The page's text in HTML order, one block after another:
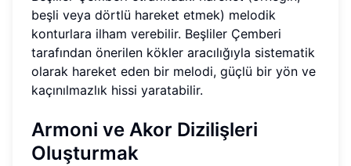
beşli veya dörtlü hareket etmek) melodik
konturlara ilham verebilir. Beşliler Çemberi
tarafından önerilen kökler aracılığıyla sistematik
olarak hareket eden bir melodi, güçlü bir yön ve
kaçınılmazlık hissi yaratabilir.
Armoni ve Akor Dizilişleri
Oluşturmak